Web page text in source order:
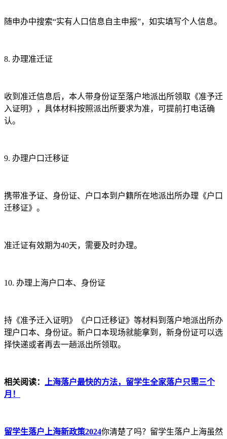
随申办中搜索“实有人口信息自主申报”，如实填写个人信息。
8. 办理准迁证
收到准迁信息后，本人带身份证至落户地派出所领取《准予迁
入证明》，具体材料按照派出所要求为准，可提前打电话确
认。
9. 办理户口迁移证
携带准予证、身份证、户口本到户籍所在地派出所办理《户口
迁移证》。
准迁证有效期为40天，需要及时办理。
10. 办理上海户口本、身份证
持《准予迁入证明》《户口迁移证》等材料到落户地派出所办
理户口本、身份证。新户口本现场就能拿到，新身份证可以选
择快递或者再去一趟派出所领取。
相关阅读：
上海落户最快的方法，留学生全家落户只需三个
月！
留学生落户上海新政策2024你清楚了吗？留学生落户上海虽然